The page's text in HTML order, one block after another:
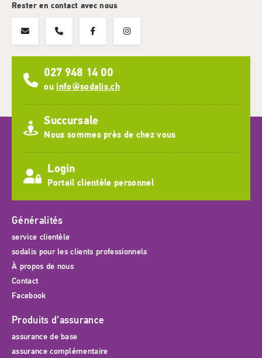
Rester en contact avec nous
027 948 14 00
ou info@sodalis.ch
Succursale
Nous sommes près de chez vous
Login
Portail clientèle personnel
Généralités
service clientèle
sodalis pour les clients professionnels
À propos de nous
Contact
Facebook
Produits d'assurance
assurance de base
assurance complémentaire